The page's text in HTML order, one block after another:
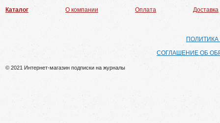
Каталог О компании Оплата Доставка
СОГЛАШЕНИЕ ОБ
© 2021 Интернет-магазин подписки на журналы